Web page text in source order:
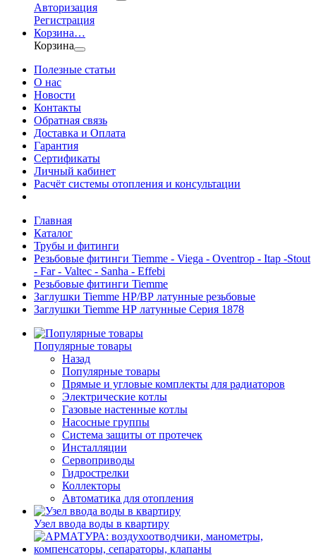
Авторизация
Регистрация
Корзина…
Корзина
Полезные статьи
О нас
Новости
Контакты
Обратная связь
Доставка и Оплата
Гарантия
Сертификаты
Личный кабинет
Расчёт системы отопления и консультации
Главная
Каталог
Трубы и фитинги
Резьбовые фитинги Tiemme - Viega - Oventrop - Itap -Stout
- Far - Valtec - Sanha - Effebi
Резьбовые фитинги Tiemme
Заглушки Tiemme НР/ВР латунные резьбовые
Заглушки Tiemme НР латунные Серия 1878
Популярные товары
Назад
Популярные товары
Прямые и угловые комплекты для радиаторов
Электрические котлы
Газовые настенные котлы
Насосные группы
Система защиты от протечек
Инсталляции
Сервоприводы
Гидрострелки
Коллекторы
Автоматика для отопления
Узел ввода воды в квартиру